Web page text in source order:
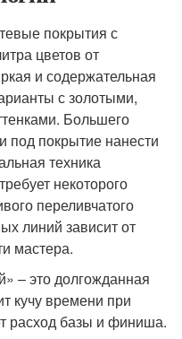
покрытия с
цветов от
и содержательная
с золотыми,
Большего
под покрытие нанести
техника
некоторого
переливчатого
линий зависит от
мастера.
– это долгожданная
кучу времени при
расход базы и финиша.